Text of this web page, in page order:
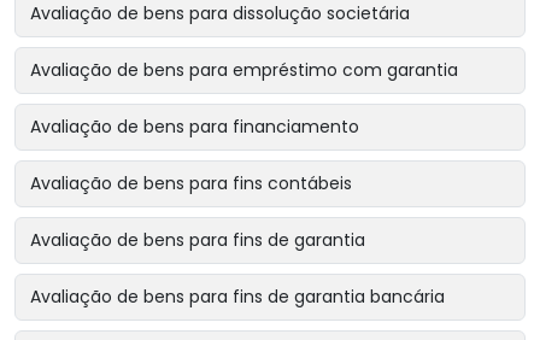
Avaliação de bens para dissolução societária
Avaliação de bens para empréstimo com garantia
Avaliação de bens para financiamento
Avaliação de bens para fins contábeis
Avaliação de bens para fins de garantia
Avaliação de bens para fins de garantia bancária